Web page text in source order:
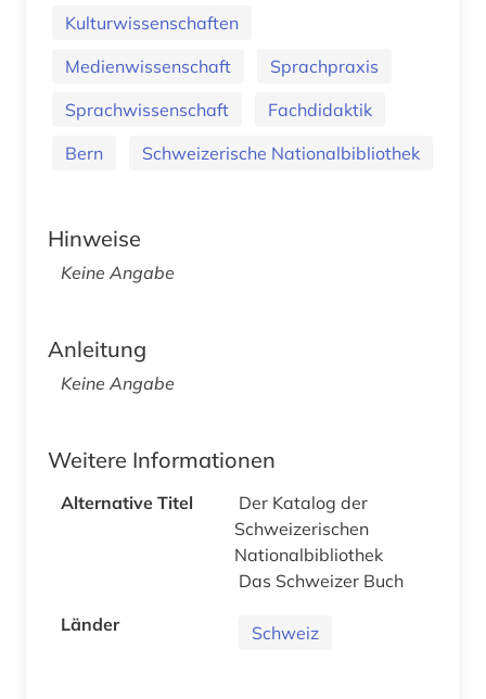
Kulturwissenschaften
Medienwissenschaft
Sprachpraxis
Sprachwissenschaft
Fachdidaktik
Bern
Schweizerische Nationalbibliothek
Hinweise
Keine Angabe
Anleitung
Keine Angabe
Weitere Informationen
Alternative Titel
Der Katalog der
Schweizerischen
Nationalbibliothek
Das Schweizer Buch
Länder
Schweiz